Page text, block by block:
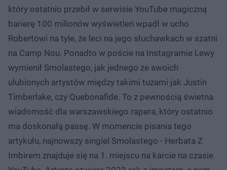
który ostatnio przebił w serwisie YouTube magiczną
barierę 100 milionów wyświetleń wpadł w ucho
Robertowi na tyle, że leci na jego słuchawkach w szatni
na Camp Nou. Ponadto w poście na Instagramie Lewy
wymienił Smolastego, jak jednego ze swoich
ulubionych artystów między takimi tuzami jak Justin
Timberlake, czy Quebonafide. To z pewnością świetna
wiadomość dla warszawskiego rapera, który ostatnio
ma doskonałą passę. W momencie pisania tego
artykułu, najnowszy singiel Smolastego - Herbata Z
Imbirem znajduje się na 1. miejscu na karcie na czasie